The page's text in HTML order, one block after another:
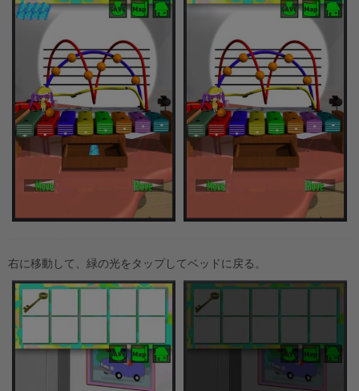
右に移動して、緑の光をタップしてベッドに戻る。